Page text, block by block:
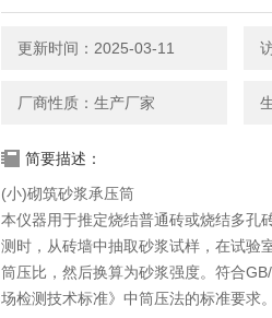
更新时间：2025-03-11
厂商性质：生产厂家
简要描述：
(小)砌筑砂浆承压筒
本仪器用于推定烧结普通砖或烧结多孔
测时，从砖墙中抽取砂浆试样，在试验
筒压比，然后换算为砂浆强度。符合
场检测技术标准》中筒压法的标准要求。